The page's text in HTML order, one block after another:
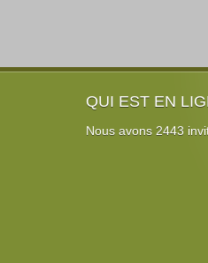
QUI EST EN
Nous avons 2443